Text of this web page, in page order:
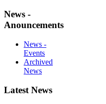
News -
Anouncements
News -
Events
Archived
News
Latest News